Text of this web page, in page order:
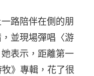
路陪伴在側的朋
並現場彈唱〈游
表示，距離第一
》專輯，花了很